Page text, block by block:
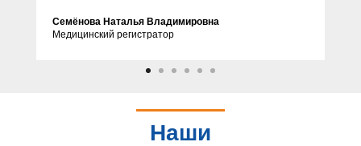
Семёнова Наталья Владимировна
Медицинский регистратор
Наши